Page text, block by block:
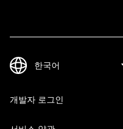
개발자 로그인